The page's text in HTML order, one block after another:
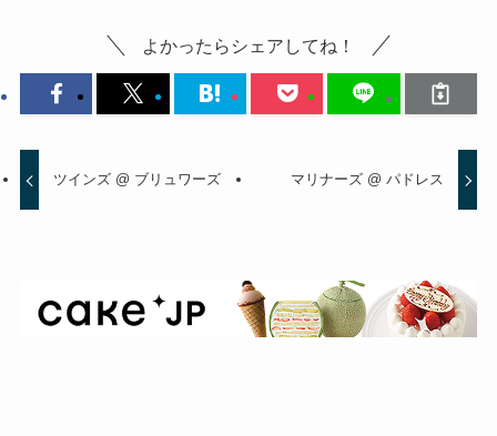
よかったらシェアしてね！
ツインズ @ ブリュワーズ マリナーズ @ パドレス